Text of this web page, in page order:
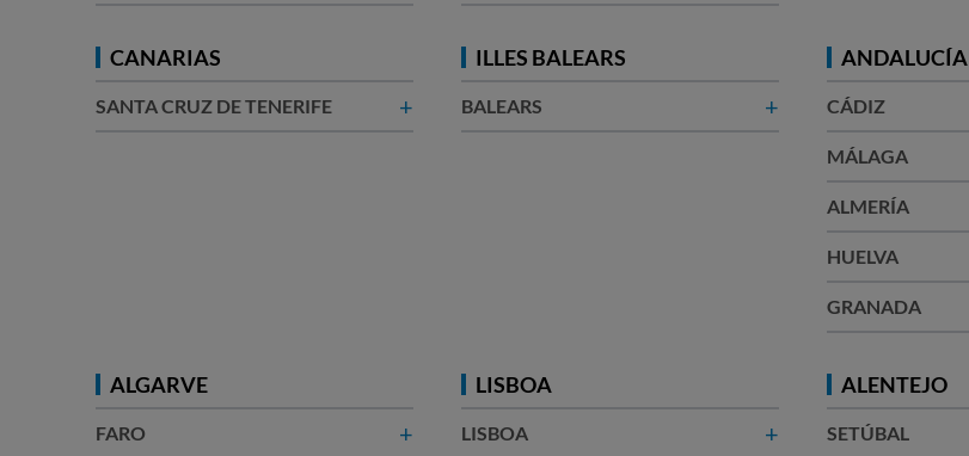
CANARIAS
SANTA CRUZ DE TENERIFE +
ILLES BALEARS
BALEARS +
ANDALUCÍA
CÁDIZ
MÁLAGA
ALMERÍA
HUELVA
GRANADA
ALGARVE
FARO +
LISBOA
LISBOA +
ALENTEJO
SETÚBAL